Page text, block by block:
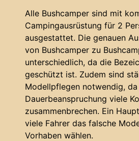
Alle Bushcamper sind mit
Campingausrüstung für 2
ausgestattet. Die genauen
von Bushcamper zu
unterschiedlich, da die
geschützt ist. Zudem sind
Modellpflegen notwendig, da
Dauerbeanspruchung viele
zusammenbrechen. Ein
viele Fahrer das falsche
Vorhaben wählen.